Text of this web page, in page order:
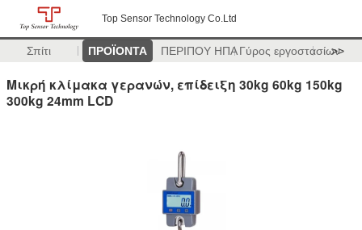
Top Sensor Technology Co.Ltd
Σπίτι ΠΡΟΪΟΝΤΑ ΠΕΡΙΠΟΥ ΗΠΑΓύρος εργοστασίων
>>
Μικρή κλίμακα γερανών, επίδειξη 30kg 60kg 150kg
300kg 24mm LCD